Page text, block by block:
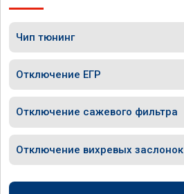
Чип тюнинг
Отключение ЕГР
Отключение сажевого фильтра
Отключение вихревых заслонок